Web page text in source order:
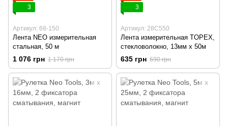
3
Артикул: 68-150
Лента NEO измерительная
стальная, 50 м
1 076 грн 1 170 грн
3
Артикул: 28C550
Лента измерительная TOPEX,
стекловолокно, 13мм х 50м
635 грн 690 грн